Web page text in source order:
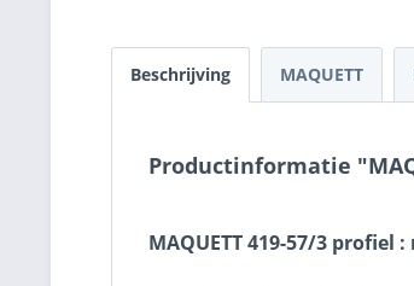
Beschrijving MAQUETT
Productinformatie
MAQUETT 419-57/3